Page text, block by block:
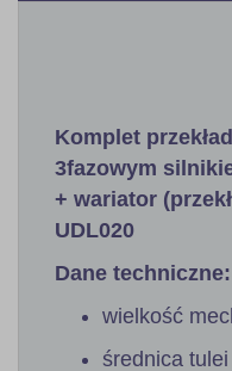
Komplet
3fazowym
+ wariator
UDL020
Dane techniczne:
wielkość
średnica